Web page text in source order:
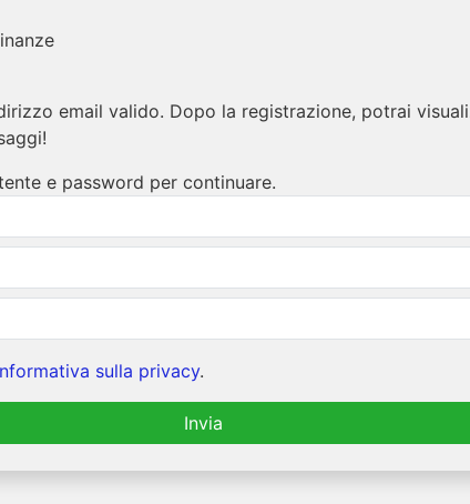
email valido. Dopo la registrazione, potrai
e password per continuare.
sulla privacy.
Invia